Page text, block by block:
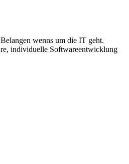
wenns um die IT geht.
individuelle Softwareentwicklung